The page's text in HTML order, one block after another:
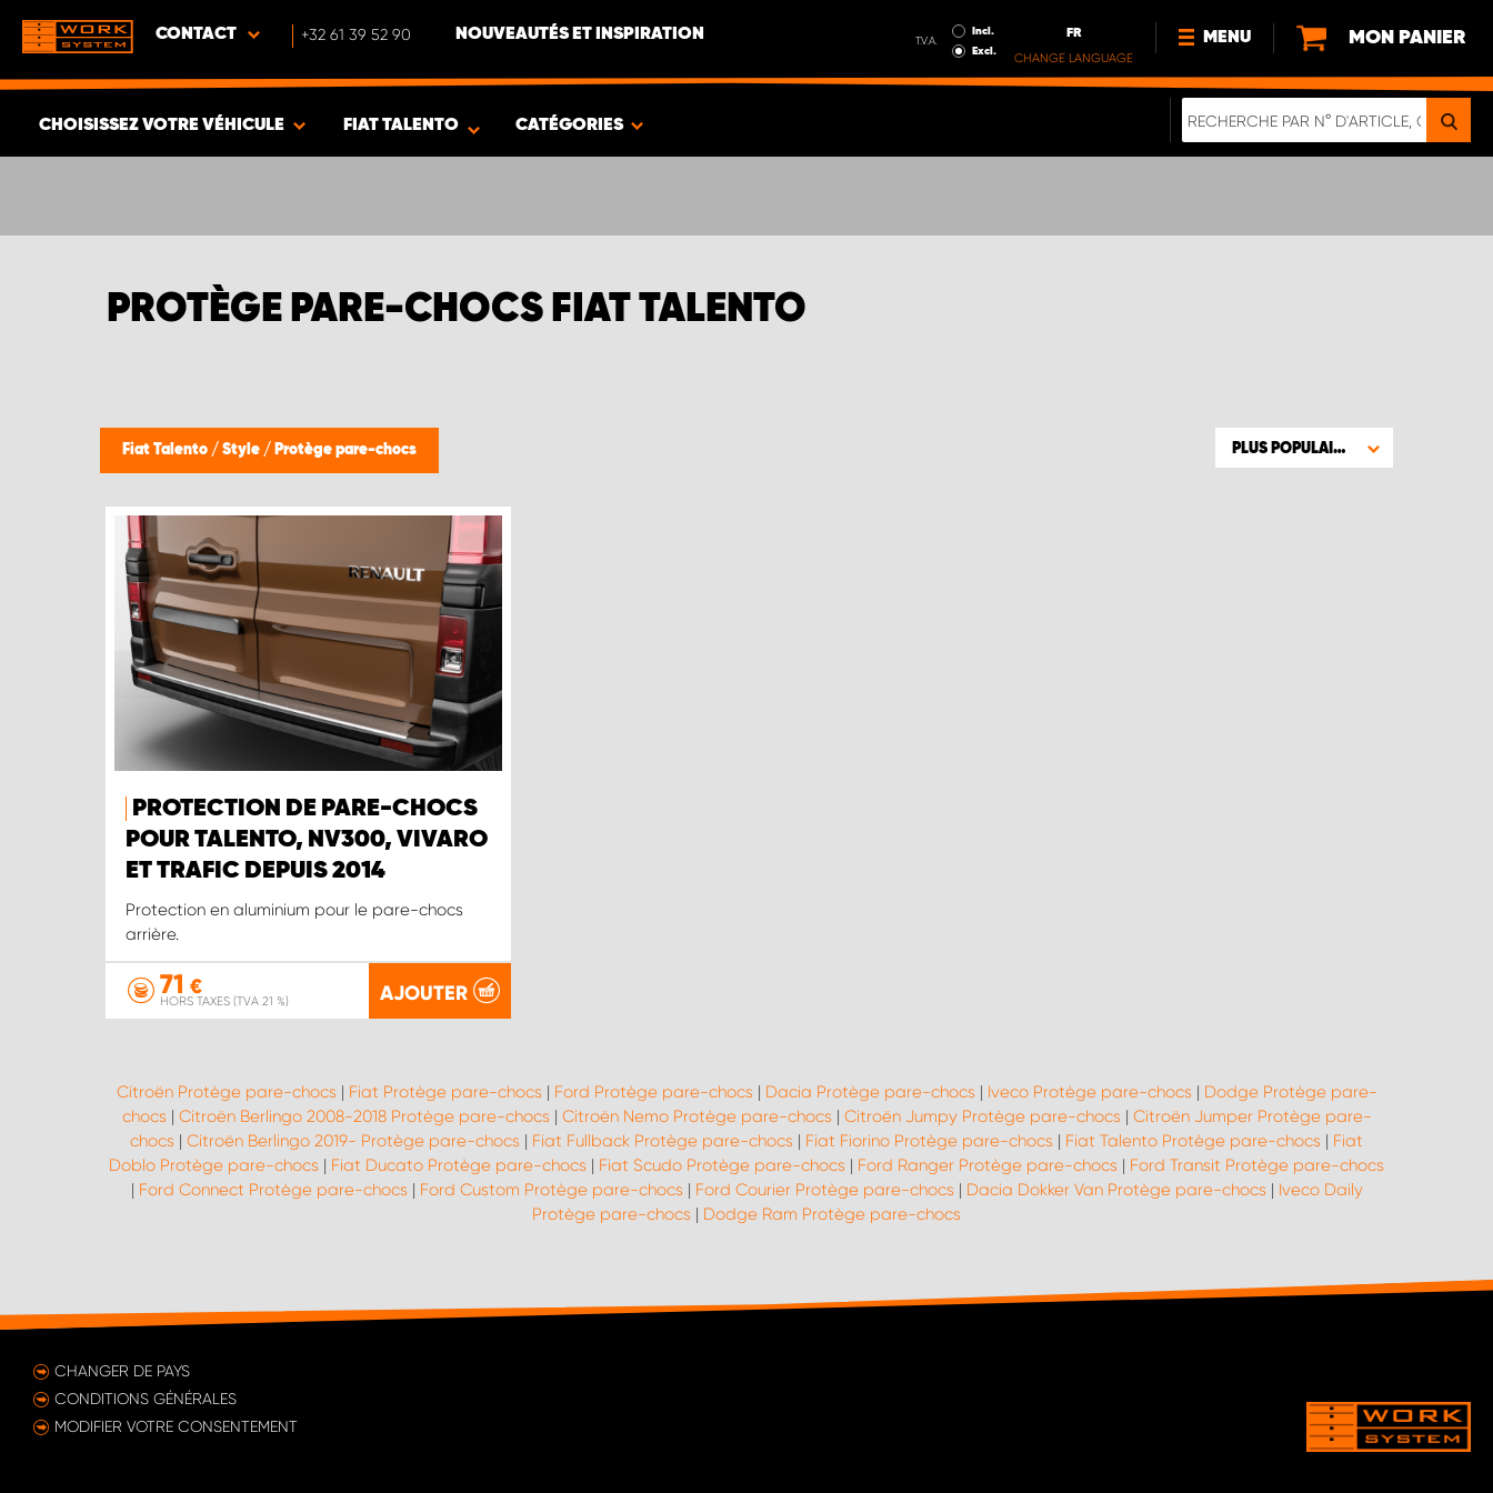
CONTACT +32 61 39 52 90 NOUVEAUTÉS ET INSPIRATION T.V.A.
Incl.
Excl.
FR
CHANGE LANGUAGE
MENU
NOUVEAUTÉS
MON PANIER
CHOISISSEZ VOTRE VÉHICULE FIAT TALENTO CATÉGORIES
PROTÈGE PARE-CHOCS FIAT TALENTO
Fiat Talento / Style / Protège pare-chocs PLUS POPULAIRE
PROTECTION DE PARE-CHOCS
POUR TALENTO, NV300, VIVARO
ET TRAFIC DEPUIS 2014
Protection en aluminium pour le pare-chocs
arrière.
71 €
HORS TAXES (TVA 21 %) AJOUTER
Citroën Protège pare-chocs | Fiat Protège pare-chocs | Ford Protège pare-chocs | Dacia Protège pare-chocs | Iveco Protège pare-chocs | Dodge Protège pare-
chocs | Citroën Berlingo 2008-2018 Protège pare-chocs | Citroën Nemo Protège pare-chocs | Citroën Jumpy Protège pare-chocs | Citroën Jumper Protège pare-
chocs | Citroën Berlingo 2019- Protège pare-chocs | Fiat Fullback Protège pare-chocs | Fiat Fiorino Protège pare-chocs | Fiat Talento Protège pare-chocs | Fiat
Doblo Protège pare-chocs | Fiat Ducato Protège pare-chocs | Fiat Scudo Protège pare-chocs | Ford Ranger Protège pare-chocs | Ford Transit Protège pare-chocs
| Ford Connect Protège pare-chocs | Ford Custom Protège pare-chocs | Ford Courier Protège pare-chocs | Dacia Dokker Van Protège pare-chocs | Iveco Daily
Protège pare-chocs | Dodge Ram Protège pare-chocs
CHANGER DE PAYS
CONDITIONS GÉNÉRALES
MODIFIER VOTRE CONSENTEMENT